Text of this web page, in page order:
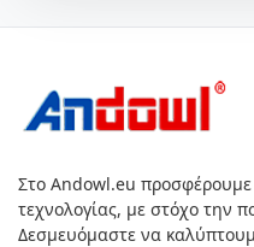
Στο Andowl.eu προσφέρουμε
τεχνολογίας, με στόχο την
Δεσμευόμαστε να